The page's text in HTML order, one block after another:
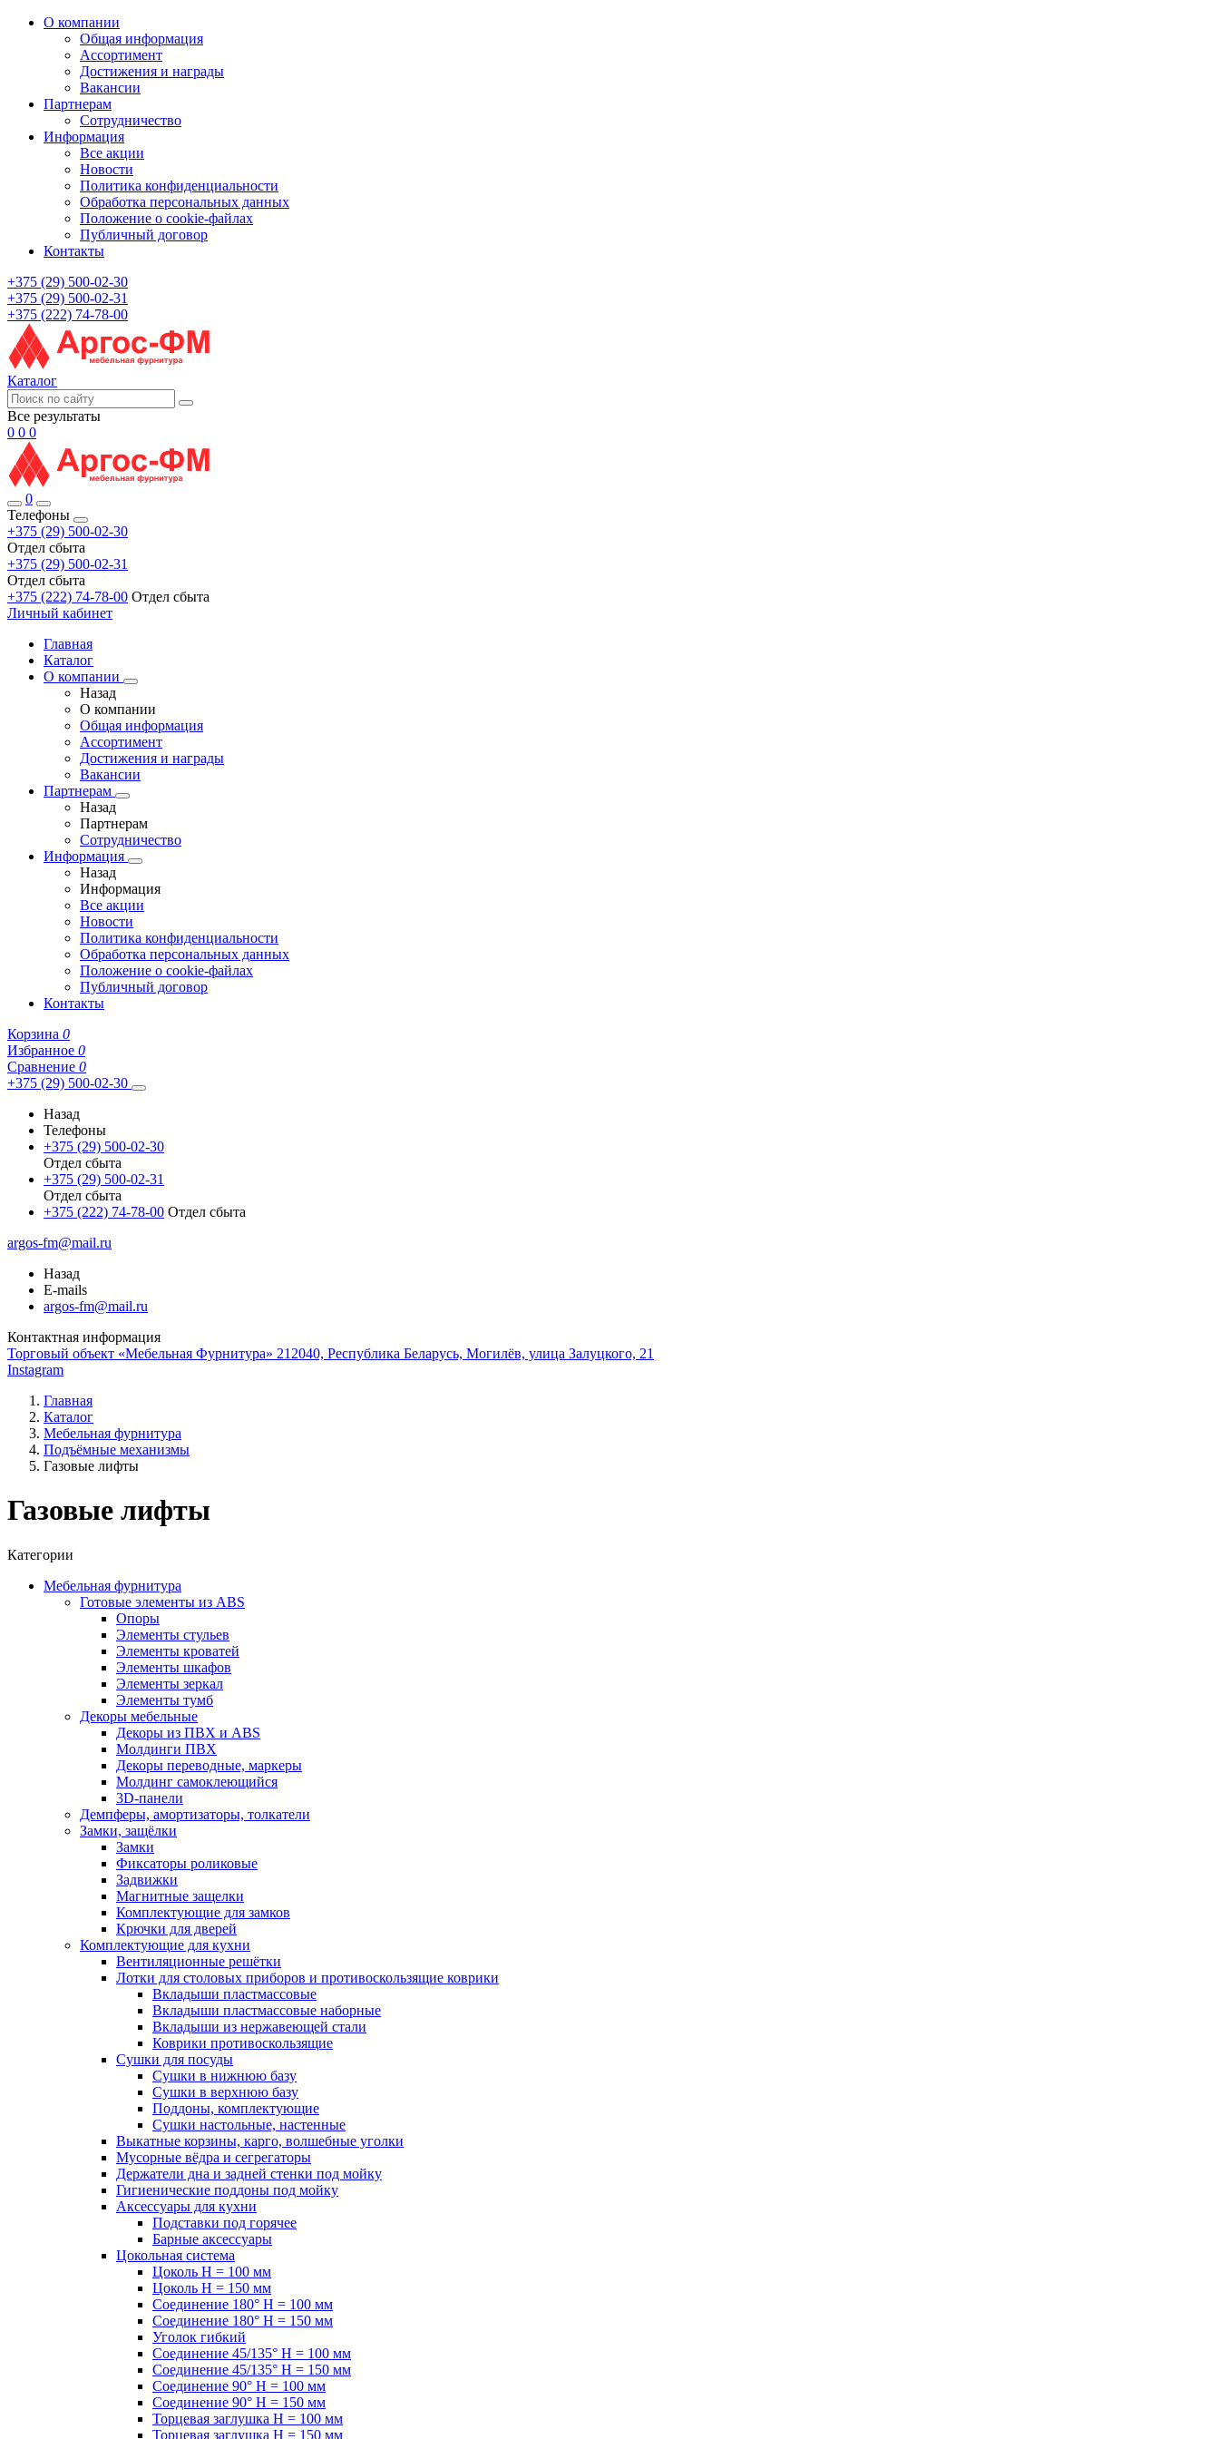
О компании
Общая информация
Ассортимент
Достижения и награды
Вакансии
Партнерам
Сотрудничество
Информация
Все акции
Новости
Политика конфиденциальности
Обработка персональных данных
Положение о cookie-файлах
Публичный договор
Контакты
+375 (29) 500-02-30
+375 (29) 500-02-31
+375 (222) 74-78-00
Каталог
Все результаты
0 0 0
0
Телефоны
+375 (29) 500-02-30
Отдел сбыта
+375 (29) 500-02-31
Отдел сбыта
+375 (222) 74-78-00 Отдел сбыта
Личный кабинет
Главная
Каталог
О компании
Назад
О компании
Общая информация
Ассортимент
Достижения и награды
Вакансии
Партнерам
Назад
Партнерам
Сотрудничество
Информация
Назад
Информация
Все акции
Новости
Политика конфиденциальности
Обработка персональных данных
Положение о cookie-файлах
Публичный договор
Контакты
Корзина 0
Избранное 0
Сравнение 0
+375 (29) 500-02-30
Назад
Телефоны
+375 (29) 500-02-30
Отдел сбыта
+375 (29) 500-02-31
Отдел сбыта
+375 (222) 74-78-00 Отдел сбыта
argos-fm@mail.ru
Назад
E-mails
argos-fm@mail.ru
Контактная информация
Торговый объект «Мебельная Фурнитура» 212040, Республика Беларусь, Могилёв, улица Залуцкого, 21
Instagram
Главная
Каталог
Мебельная фурнитура
Подъёмные механизмы
Газовые лифты
Газовые лифты
Категории
Мебельная фурнитура
Готовые элементы из ABS
Опоры
Элементы стульев
Элементы кроватей
Элементы шкафов
Элементы зеркал
Элементы тумб
Декоры мебельные
Декоры из ПВХ и ABS
Молдинги ПВХ
Декоры переводные, маркеры
Молдинг самоклеющийся
3D-панели
Демпферы, амортизаторы, толкатели
Замки, защёлки
Замки
Фиксаторы роликовые
Задвижки
Магнитные защелки
Комплектующие для замков
Крючки для дверей
Комплектующие для кухни
Вентиляционные решётки
Лотки для столовых приборов и противоскользящие коврики
Вкладыши пластмассовые
Вкладыши пластмассовые наборные
Вкладыши из нержавеющей стали
Коврики противоскользящие
Сушки для посуды
Сушки в нижнюю базу
Сушки в верхнюю базу
Поддоны, комплектующие
Сушки настольные, настенные
Выкатные корзины, карго, волшебные уголки
Мусорные вёдра и сегрегаторы
Держатели дна и задней стенки под мойку
Гигиенические поддоны под мойку
Аксессуары для кухни
Подставки под горячее
Барные аксессуары
Цокольная система
Цоколь H = 100 мм
Цоколь H = 150 мм
Соединение 180° H = 100 мм
Соединение 180° H = 150 мм
Уголок гибкий
Соединение 45/135° H = 100 мм
Соединение 45/135° H = 150 мм
Соединение 90° H = 100 мм
Соединение 90° H = 150 мм
Торцевая заглушка H = 100 мм
Торцевая заглушка H = 150 мм